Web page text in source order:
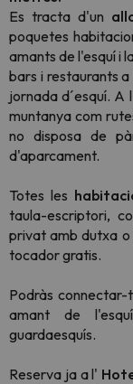
Es tracta d'un
poquetes
amants de l'esquí i
bars i restaurants
jornada d´esquí.
muntanya com
no disposa de
d'aparcament.
Totes les
taula-escriptori,
privat amb dutxa o
tocador gratis.
Podràs
amant de
guardaesquís.
Reserva ja a l'